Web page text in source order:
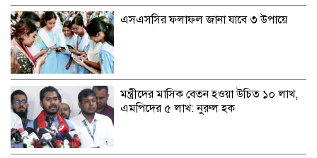
এসএসসির ফলাফল জানা যাবে ৩ উপায়ে
মন্ত্রীদের মাসিক বেতন হওয়া উচিত ১০ লাখ,
এমপিদের ৫ লাখ: নুরুল হক